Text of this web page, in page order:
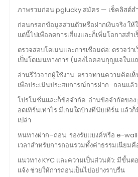
ภาพรวมก่อน pglucky สมัคร — เช็คลิสต์
ก่อนกรอกข้อมูลส่วนตัวหรือฝากเงินจริง ให้
แต่นี้ไปเพื่อลดการเสี่ยงและก็เพิ่มโอกาสสำเ
ตรวจสอบโดเมนและการเชื่อมต่อ: ตรวจว่าเ
เป็นโดเมนทางการ (มองไอคอนกุญแจในแถ
อ่านรีวิวจากผู้ใช้งาน: ตรวจทานความคิดเ
เพื่อประเมินประสบการณ์การฝาก–ถอนแล้
โปรโมชั่นและก็ข้อจำกัด: อ่านข้อจำกัดของ
อดเทิร์นเท่าไร มีเกมใดบ้างที่นับเทิร์น แล้
เปล่า
หนทางฝาก–ถอน: รองรับแบงค์หรือ e-
เวลาสำหรับการถอนรวมทั้งค่าธรรมเนียมคื
แนวทาง KYC และความเป็นส่วนตัว: มีขั้น
แจ้ง ช่วยให้การถอนเป็นไปอย่างราบรื่น